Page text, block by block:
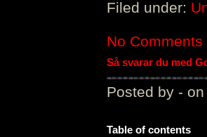
Filed under:
No Comments
Så svarar du med
Posted by - on
Table of contents